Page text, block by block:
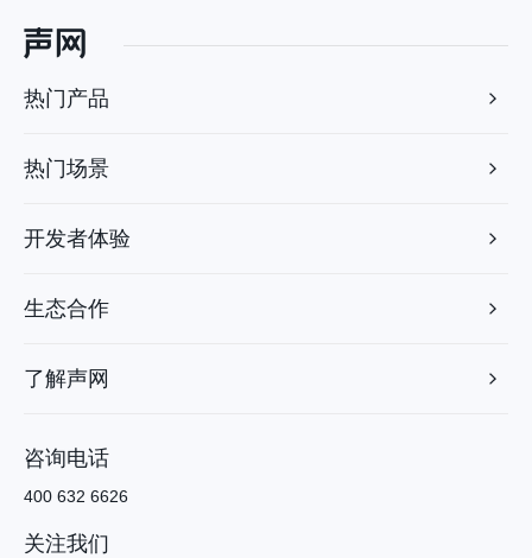
热门产品
热门场景
开发者体验
生态合作
了解声网
咨询电话
400 632 6626
关注我们